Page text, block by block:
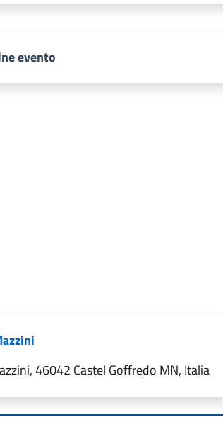
evento
46042 Castel Goffredo MN, Italia